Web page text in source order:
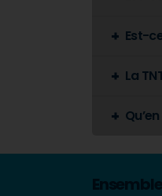
Est-
La